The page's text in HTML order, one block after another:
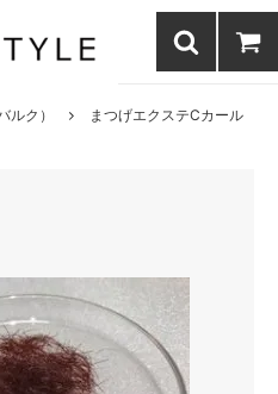
パーマ・ボディジュエリーなどまつ
beauty shop
ルク） まつげエクステCカール